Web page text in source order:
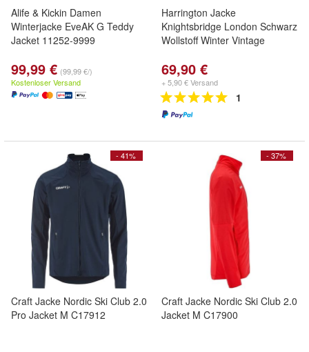
Alife & Kickin Damen
Winterjacke EveAK G Teddy
Jacket 11252-9999
99,99 € (99,99 €/)
Kostenloser Versand
Harrington Jacke
Knightsbridge London Schwarz
Wollstoff Winter Vintage
69,90 €
+ 5,90 € Versand
1
- 41%
Craft Jacke Nordic Ski Club 2.0
Pro Jacket M C17912
- 37%
Craft Jacke Nordic Ski Club 2.0
Jacket M C17900